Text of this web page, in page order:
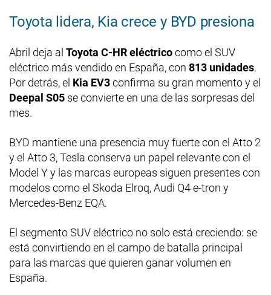
Toyota lidera, Kia crece y BYD presiona
Abril deja al Toyota C-HR eléctricocomo el SUV
eléctrico más vendido en España, con 813 unidades.
Por detrás, el Kia EV3confirma su gran momento y el
Deepal S05 se convierte en una de las sorpresas del
mes.
BYD mantiene una presencia muy fuerte con el Atto 2
y el Atto 3, Tesla conserva un papel relevante con el
Model Y y las marcas europeas siguen presentes con
modelos como el Skoda Elroq, Audi Q4 e-tron y
Mercedes-Benz EQA.
El segmento SUV eléctrico no solo está creciendo: se
está convirtiendo en el campo de batalla principal
para las marcas que quieren ganar volumen en
España.